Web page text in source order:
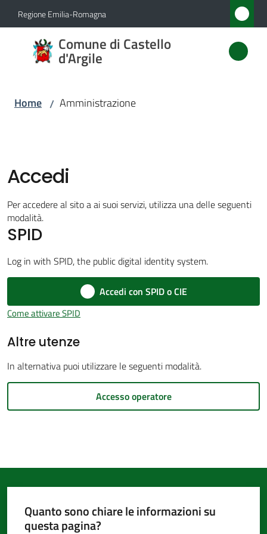
Vai al contenuto
Vai alla navigazione
Vai al footer
Regione Emilia-Romagna
Comune di Castello
d'Argile
Comune
di
Novità
Servizi
Castello
d'Argile
Amministrazione
Trasparente
Tutti
Home / Amministrazione
Accedi
Per accedere al sito a ai suoi servizi, utilizza una delle seguenti
modalità.
SPID
Log in with SPID, the public digital identity system.
Accedi con SPID o CIE
Come attivare SPID
Altre utenze
In alternativa puoi utilizzare le seguenti modalità.
Accesso operatore
Quanto sono chiare le informazioni su
questa pagina?